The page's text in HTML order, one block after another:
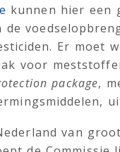
kunnen hier een
Er moet
voor
package,
van